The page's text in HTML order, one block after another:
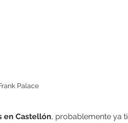
Palace
en Castellón, probablemente ya